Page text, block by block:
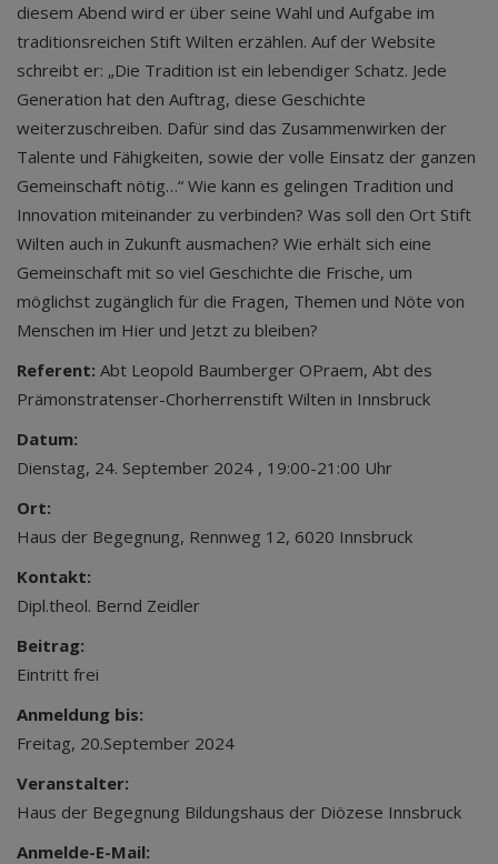
diesem Abend wird er über seine Wahl und Aufgabe im
traditionsreichen Stift Wilten erzählen. Auf der Website
schreibt er: „Die Tradition ist ein lebendiger Schatz. Jede
Generation hat den Auftrag, diese Geschichte
weiterzuschreiben. Dafür sind das Zusammenwirken der
Talente und Fähigkeiten, sowie der volle Einsatz der ganzen
Gemeinschaft nötig…“ Wie kann es gelingen Tradition und
Innovation miteinander zu verbinden? Was soll den Ort Stift
Wilten auch in Zukunft ausmachen? Wie erhält sich eine
Gemeinschaft mit so viel Geschichte die Frische, um
möglichst zugänglich für die Fragen, Themen und Nöte von
Menschen im Hier und Jetzt zu bleiben?
Referent: Abt Leopold Baumberger OPraem, Abt des
Prämonstratenser-Chorherrenstift Wilten in Innsbruck
Datum:
Dienstag, 24. September 2024 , 19:00-21:00 Uhr
Ort:
Haus der Begegnung, Rennweg 12, 6020 Innsbruck
Kontakt:
Dipl.theol. Bernd Zeidler
Beitrag:
Eintritt frei
Anmeldung bis:
Freitag, 20.September 2024
Veranstalter:
Haus der Begegnung Bildungshaus der Diözese Innsbruck
Anmelde-E-Mail: